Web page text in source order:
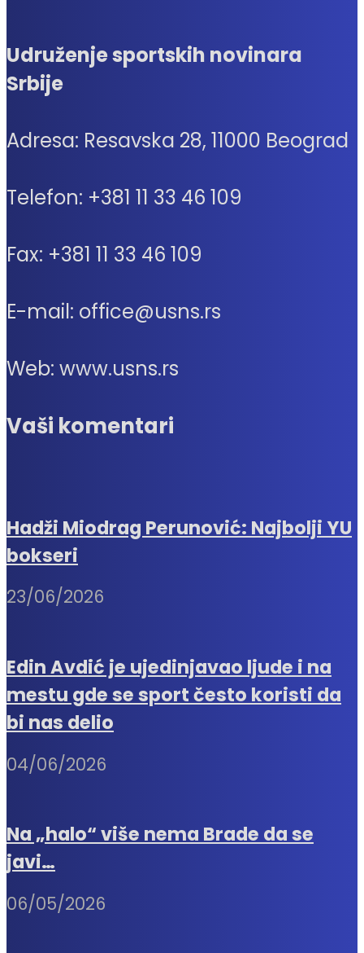
Udruženje sportskih novinara
Srbije
Adresa: Resavska 28, 11000 Beograd
Telefon: +381 11 33 46 109
Fax: +381 11 33 46 109
E-mail: office@usns.rs
Web: www.usns.rs
Vaši komentari
Hadži Miodrag Perunović: Najbolji YU
bokseri
23/06/2026
Edin Avdić je ujedinjavao ljude i na
mestu gde se sport često koristi da
bi nas delio
04/06/2026
Na „halo“ više nema Brade da se
javi…
06/05/2026